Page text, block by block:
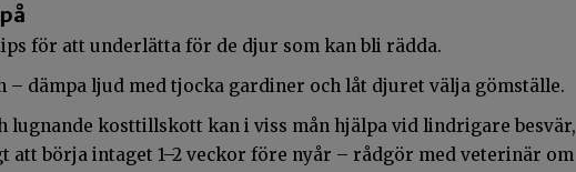
för att underlätta för de djur som kan bli rädda.
– dämpa ljud med tjocka gardiner och låt djuret välja gömställe.
lugnande kosttillskott kan i viss mån hjälpa vid lindrigare besvär,
att börja intaget 1–2 veckor före nyår – rådgör med veterinär om